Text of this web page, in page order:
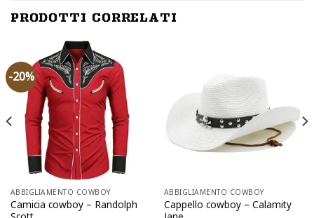
PRODOTTI CORRELATI
-20%
ABBIGLIAMENTO COWBOY
Camicia cowboy – Randolph
ABBIGLIAMENTO COWBOY
Cappello cowboy – Calamity